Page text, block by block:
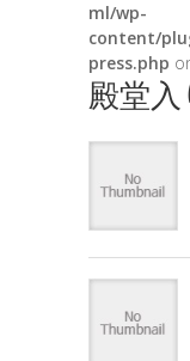
ml/wp-
content/
press.php
殿堂入